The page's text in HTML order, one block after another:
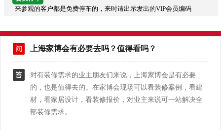
来参观的客户都是免费停车的，来时请出示发出的VIP会员编码
上海家博会有必要去吗？值得看吗？
对有装修需求的业主朋友们来说，上海家博会是有必要
的，也是值得去的。在家博会现场可以看装修案例，看建
材，看家居设计，看装修报价，对业主来说可一站解决全
部装修需求。